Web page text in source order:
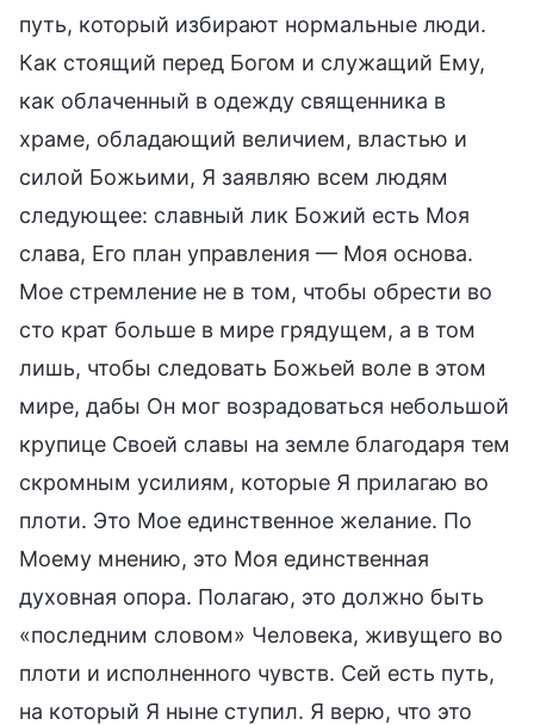
путь, который избирают нормальные люди.
Как стоящий перед Богом и служащий Ему,
как облаченный в одежду священника в
храме, обладающий величием, властью и
силой Божьими, Я заявляю всем людям
следующее: славный лик Божий есть Моя
слава, Его план управления — Моя основа.
Мое стремление не в том, чтобы обрести во
сто крат больше в мире грядущем, а в том
лишь, чтобы следовать Божьей воле в этом
мире, дабы Он мог возрадоваться небольшой
крупице Своей славы на земле благодаря тем
скромным усилиям, которые Я прилагаю во
плоти. Это Мое единственное желание. По
Моему мнению, это Моя единственная
духовная опора. Полагаю, это должно быть
«последним словом» Человека, живущего во
плоти и исполненного чувств. Сей есть путь,
на который Я ныне ступил. Я верю, что это